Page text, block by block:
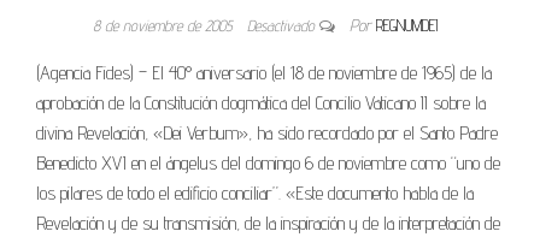
8 de noviembre de 2005 Desactivado Por REGNUMDEI
(Agencia Fides) – El 40° aniversario (el 18 de noviembre de 1965) de la
aprobación de la Constitución dogmática del Concilio Vaticano II sobre la
divina Revelación, «Dei Verbum», ha sido recordado por el Santo Padre
Benedicto XVI en el ángelus del domingo 6 de noviembre como “uno de
los pilares de todo el edificio conciliar”. «Este documento habla de la
Revelación y de su transmisión, de la inspiración y de la interpretación de